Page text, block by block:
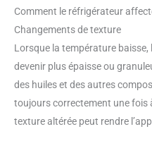
Comment le réfrigérateur
Changements de texture
Lorsque la température
devenir plus épaisse ou
des huiles et des autres
toujours correctement une fois
texture altérée peut rendre